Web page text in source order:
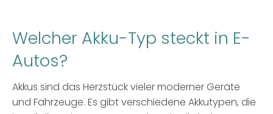
Welcher Akku-Typ steckt in E-
Autos?
Akkus sind das Herzstück vieler moderner Geräte
und Fahrzeuge. Es gibt verschiedene Akkutypen, die